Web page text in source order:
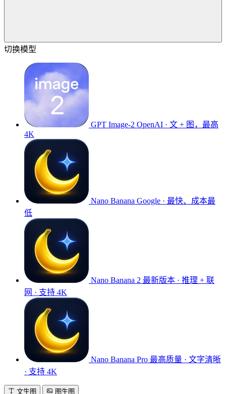
切换模型
GPT Image-2 OpenAI · 文 + 图，最高
4K
Nano Banana Google · 最快、成本最
低
Nano Banana 2 最新版本 · 推理 + 联
网 · 支持 4K
Nano Banana Pro 最高质量 · 文字清晰
· 支持 4K
文生图 图生图